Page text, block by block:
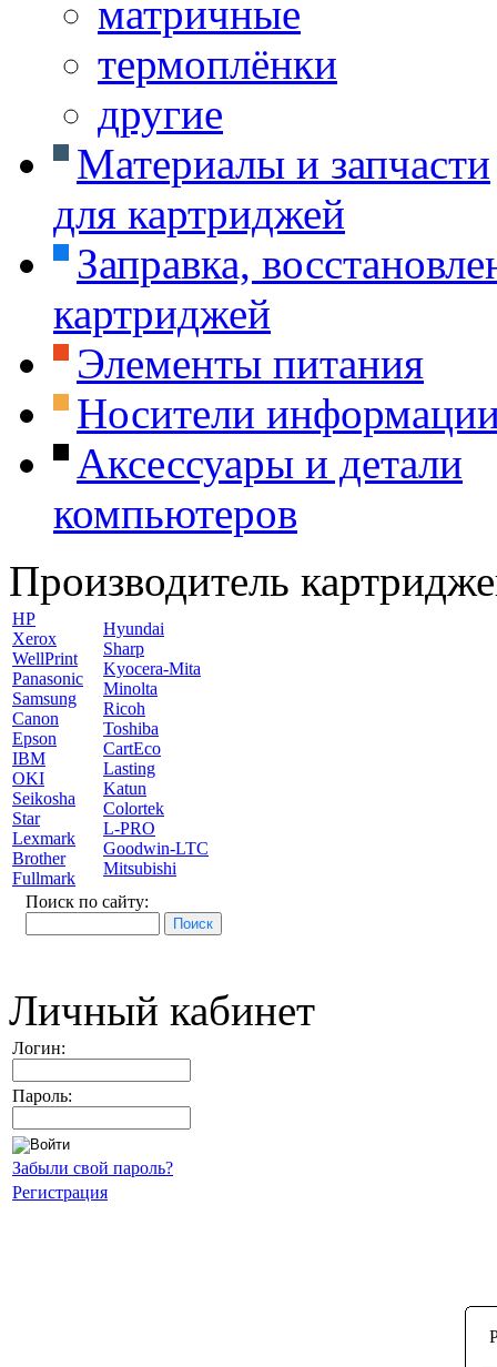
матричные
термоплёнки
другие
Материалы и запчасти
для картриджей
Заправка,
картриджей
Элементы питания
Носители
Аксессуары и детали
компьютеров
Производитель
HP
Xerox
WellPrint
Panasonic
Samsung
Canon
Epson
IBM
OKI
Seikosha
Star
Lexmark
Brother
Fullmark
Hyundai
Sharp
Kyocera-Mita
Minolta
Ricoh
Toshiba
CartEco
Lasting
Katun
Colortek
L-PRO
Goodwin-LTC
Mitsubishi
Поиск по сайту:
Личный кабинет
Логин:
Пароль:
Забыли свой пароль?
Регистрация